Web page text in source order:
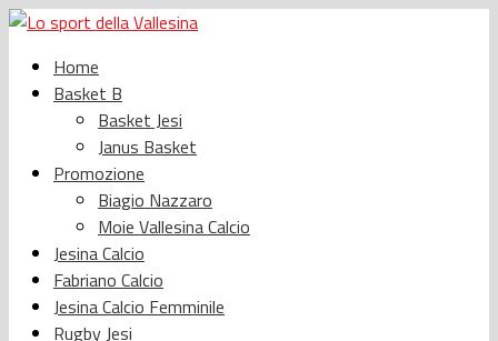
Home
Basket B
Basket Jesi
Janus Basket
Promozione
Biagio Nazzaro
Moie Vallesina Calcio
Jesina Calcio
Fabriano Calcio
Jesina Calcio Femminile
Rugby Jesi